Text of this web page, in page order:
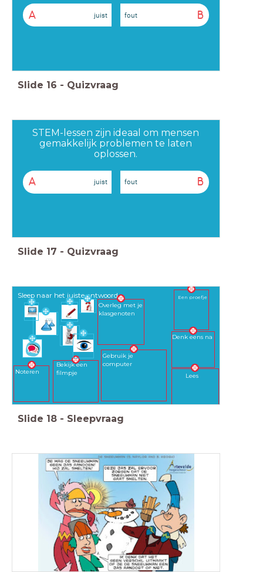
A juist B
fout
Slide 16 - Quizvraag
STEM-lessen zijn ideaal om mensen
gemakkelijk problemen te laten
oplossen.
A juist B
fout
Slide 17 - Quizvraag
Sleep naar het juiste antwoord. Een proefje
Noteren
Gebruik je
computer
Denk eens na
Overleg met je
klasgenoten
Lees
Bekijk een
filmpje
Slide 18 - Sleepvraag